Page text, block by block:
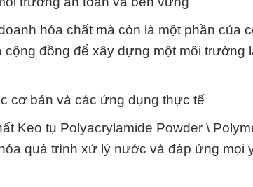
hóa chất mà còn là một phần của
đồng để xây dựng một môi trường
cơ bản và các ứng dụng thực tế
Keo tụ Polyacrylamide Powder \
quá trình xử lý nước và đáp ứng mọi